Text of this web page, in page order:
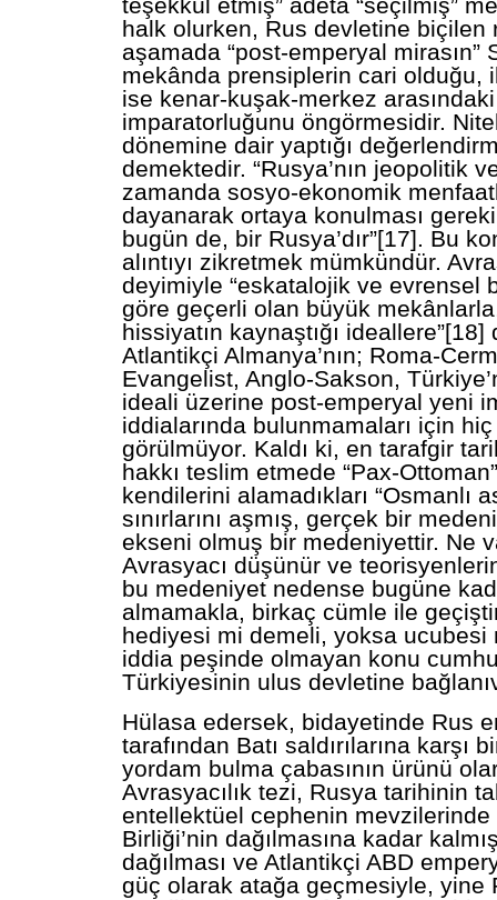
teşekkül etmiş” adeta “seçilmiş”
halk olurken, Rus devletine biçilen
aşamada “post-emperyal mirasın”
mekânda prensiplerin cari olduğu,
ise kenar-kuşak-merkez
imparatorluğunu öngörmesidir.
dönemine dair yaptığı
demektedir. “Rusya’nın jeopolitik
zamanda sosyo-ekonomik
dayanarak ortaya konulması
bugün de, bir Rusya’dır”[17]. Bu
alıntıyı zikretmek mümkündür.
deyimiyle “eskatalojik ve evrensel
göre geçerli olan büyük
hissiyatın kaynaştığı
Atlantikçi Almanya’nın; Roma-
Evangelist, Anglo-Sakson,
ideali üzerine post-emperyal yeni
iddialarında bulunmamaları için
görülmüyor. Kaldı ki, en tarafgir
hakkı teslim etmede “Pax-
kendilerini alamadıkları “Osmanlı
sınırlarını aşmış, gerçek bir
ekseni olmuş bir medeniyettir. Ne
Avrasyacı düşünür ve
bu medeniyet nedense bugüne
almamakla, birkaç cümle ile
hediyesi mi demeli, yoksa ucubesi
iddia peşinde olmayan konu
Türkiyesinin ulus devletine
Hülasa edersek, bidayetinde Rus
tarafından Batı saldırılarına karşı
yordam bulma çabasının ürünü
Avrasyacılık tezi, Rusya tarihinin
entellektüel cephenin mevzilerinde
Birliği’nin dağılmasına kadar
dağılması ve Atlantikçi ABD
güç olarak atağa geçmesiyle, yine